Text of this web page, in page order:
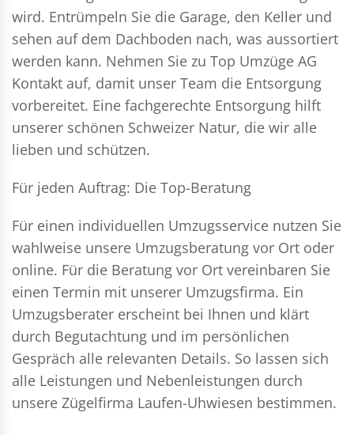
wird. Entrümpeln Sie die Garage, den Keller und
sehen auf dem Dachboden nach, was aussortiert
werden kann. Nehmen Sie zu Top Umzüge AG
Kontakt auf, damit unser Team die Entsorgung
vorbereitet. Eine fachgerechte Entsorgung hilft
unserer schönen Schweizer Natur, die wir alle
lieben und schützen.
Für jeden Auftrag: Die Top-Beratung
Für einen individuellen Umzugsservice nutzen Sie
wahlweise unsere Umzugsberatung vor Ort oder
online. Für die Beratung vor Ort vereinbaren Sie
einen Termin mit unserer Umzugsfirma. Ein
Umzugsberater erscheint bei Ihnen und klärt
durch Begutachtung und im persönlichen
Gespräch alle relevanten Details. So lassen sich
alle Leistungen und Nebenleistungen durch
unsere Zügelfirma Laufen-Uhwiesen bestimmen.